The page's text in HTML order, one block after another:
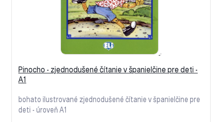
Pinocho - zjednodušené čítanie v španielčine pre deti -
A1
bohato ilustrované zjednodušené čítanie v španielčine pre
deti - úroveň A1